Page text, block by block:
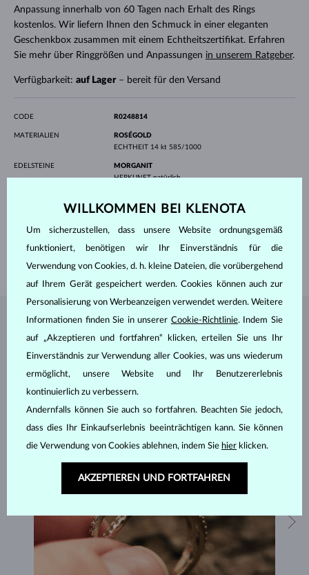
Anpassung innerhalb von 60 Tagen nach Erhalt des Rings
kostenlos. Wir liefern Ihnen den Schmuck in einer eleganten
Geschenkbox zusammen mit einem Echtheitszertifikat. Erfahren
Sie mehr über Ringgrößen und Anpassungen in unserem Ratgeber.
Verfügbarkeit: auf Lager– bereit für den Versand
CODE R0248814
MATERIALIEN
ROSÉGOLD
ECHTHEIT 14 kt 585/1000
EDELSTEINE
MORGANIT
HERKUNFTnatürlich
HÖHE7 mm
BREITE
GEWICHT 2.00 g
SCHMUCK AUS DEMKLENOTA ATELIER
WILLKOMMEN BEI KLENOTA
Um sicherzustellen, dass unsere Website ordnungsgemäß
funktioniert, benötigen wir Ihr Einverständnis für die
Verwendung von Cookies, d. h. kleine Dateien, die vorübergehend
auf Ihrem Gerät gespeichert werden. Cookies können auch zur
Personalisierung von Werbeanzeigen verwendet werden. Weitere
Informationen finden Sie in unserer Cookie-Richtlinie. Indem Sie
auf „Akzeptieren und fortfahren“ klicken, erteilen Sie uns Ihr
Einverständnis zur Verwendung aller Cookies, was uns wiederum
ermöglicht, unsere Website und Ihr Benutzererlebnis
kontinuierlich zu verbessern.
Andernfalls können Sie auch so fortfahren. Beachten Sie jedoch,
dass dies Ihr Einkaufserlebnis beeinträchtigen kann. Sie können
die Verwendung von Cookies ablehnen, indem Sie hier klicken.
AKZEPTIEREN UND FORTFAHREN